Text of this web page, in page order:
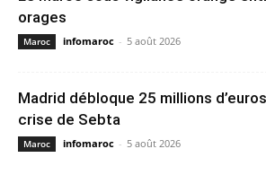
orages
Maroc infomaroc - 5 août 2026
Madrid débloque 25 millions
crise de Sebta
Maroc infomaroc - 5 août 2026